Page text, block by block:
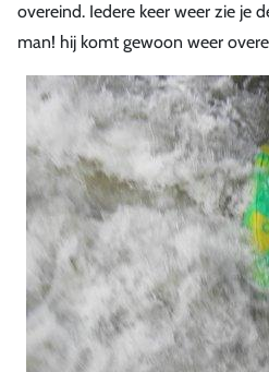
overeind. Iedere keer weer zie je
man! hij komt gewoon weer